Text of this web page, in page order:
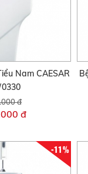
Nam CAESAR
đ
đ
-11%